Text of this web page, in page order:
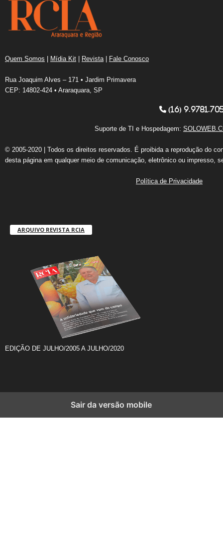
Quem Somos | Mídia Kit | Revista | Fale Conosco
Rua Joaquim Alves – 171 • Jardim Primavera
CEP: 14802-424 • Araraquara, SP
(16)
Suporte de TI e Hospedagem:
© 2005-2020 | Todos os direitos reservados. É proibida a reprodução do
desta página em qualquer meio de comunicação, eletrônico ou impresso,
Política de Privacidade
ARQUIVO REVISTA RCIA
EDIÇÃO DE JULHO/2005 A JULHO/2020
Sair da versão mobile